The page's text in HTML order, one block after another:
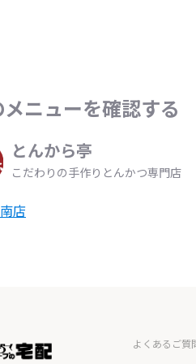
ニューを確認する
とんから亭
こだわりの手作りとんかつ専門店
店
よくあるご質